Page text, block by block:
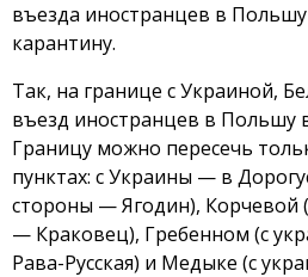
въезда иностранцев в
карантину.
Так, на границе с Украиной,
въезд иностранцев в Польшу
Границу можно пересечь
пунктах: с Украины — в
стороны — Ягодин), Корчевой
— Краковец), Гребенном (с
Рава-Русская) и Медыке (с